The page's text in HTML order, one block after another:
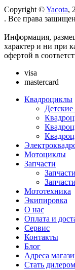
Copyright ©Yacota,
. Все права
Информация,
характер и ни при
офертой в
visa
mastercard
Квадроциклы
Мотоциклы
Запчасти
Мототехника
Экипировка
О нас
Оплата и
Сервис
Контакты
Блог
Адреса
Стать дилером